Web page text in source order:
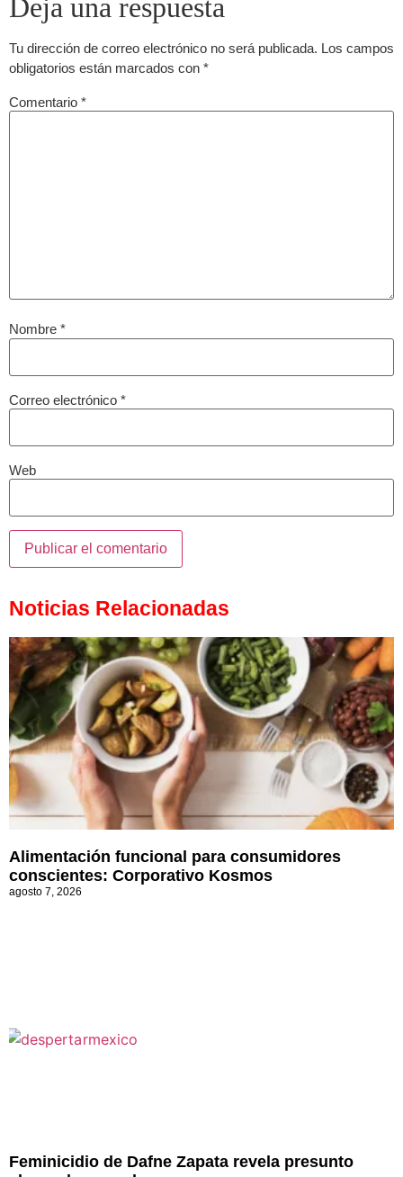
Tu dirección de correo electrónico no será publicada.
obligatorios están marcados con*
Comentario*
Nombre*
Correo electrónico*
Web
Alimentación funcional para consumidores
conscientes: Corporativo Kosmos
agosto 7, 2026
abuso de su padre
agosto 7, 2026